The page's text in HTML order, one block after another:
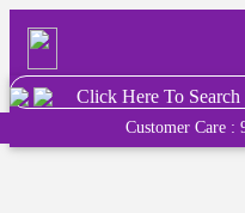
Click Here To
Customer Care :